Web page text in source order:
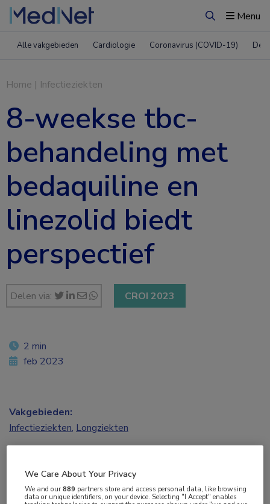
ZoekenMenu
Alle vakgebieden Cardiologie Coronavirus (COVID-19)
Home | Infectieziekten
8-weekse tbc-
behandeling met
bedaquiline en
linezolid biedt
perspectief
Delen via: CROI 2023
2 min
feb 2023
Vakgebieden:
Infectieziekten, Longziekten
Tuberculose
We Care About Your Privacy
We and our889 partners store and access personal data, like browsing
data or unique identifiers, on your device. Selecting "I Accept" enables